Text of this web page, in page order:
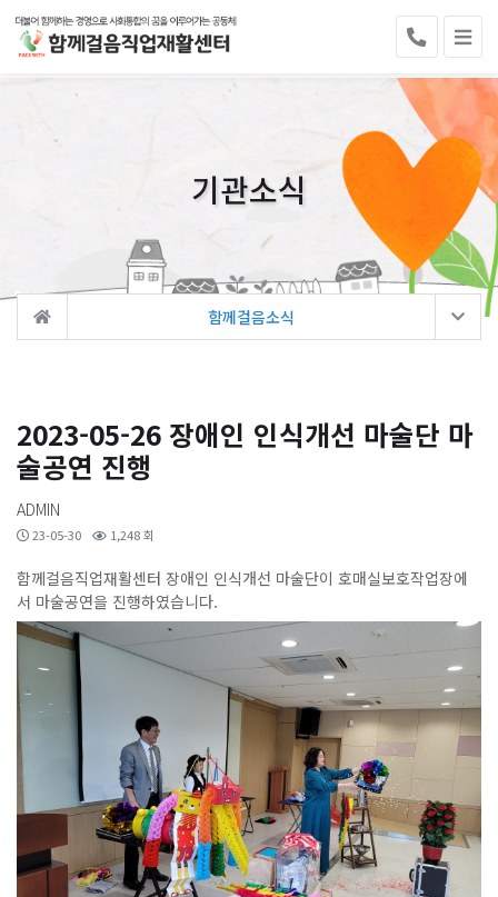
기관소식
함께걸음소식
2023-05-26 장애인 인식개선 마술단 마
술공연 진행
ADMIN
23-05-30 1,248 회
함께걸음직업재활센터 장애인 인식개선 마술단이 호매실보호작업장에
서 마술공연을 진행하였습니다.